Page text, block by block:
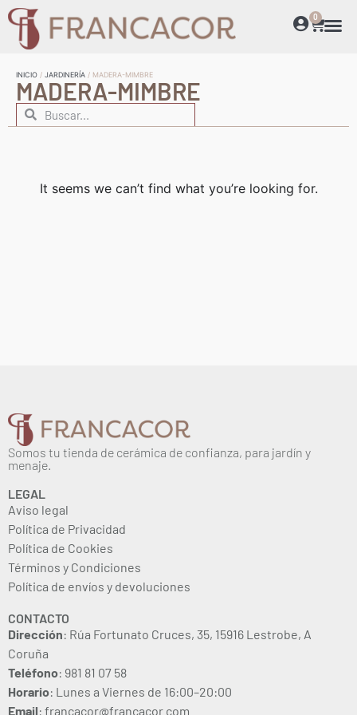
0
INICIO / JARDINERÍA / MADERA-MIMBRE
MADERA-MIMBRE
It seems we can’t find what you’re looking for.
Somos tu tienda de cerámica de confianza, para jardín y
menaje.
LEGAL
Aviso legal
Política de Privacidad
Política de Cookies
Términos y Condiciones
Política de envíos y devoluciones
CONTACTO
Dirección: Rúa Fortunato Cruces, 35, 15916 Lestrobe, A
Coruña
Teléfono: 981 81 07 58
Horario: Lunes a Viernes de 16:00–20:00
Email: francacor@francacor.com